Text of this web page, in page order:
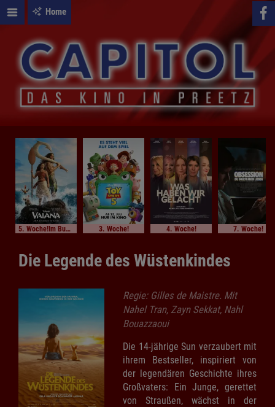
Home
5. Woche!Im Bundesstart 3. Woche! 4. Woche! 7. Woche!
Die Legende des Wüstenkindes
Regie: Gilles de Maistre. Mit
Nahel Tran, Zayn Sekkat, Nahl
Bouazzaoui
Die 14-jährige Sun verzaubert mit
ihrem Bestseller, inspiriert von
der legendären Geschichte ihres
Großvaters: Ein Junge, gerettet
von Straußen, wächst in der